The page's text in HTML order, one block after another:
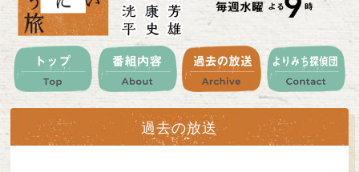
視聴方法 4K放送
イベント ショッピング
公式SNS プレゼント
ご意見・ご感想 会社情報
過去の放送